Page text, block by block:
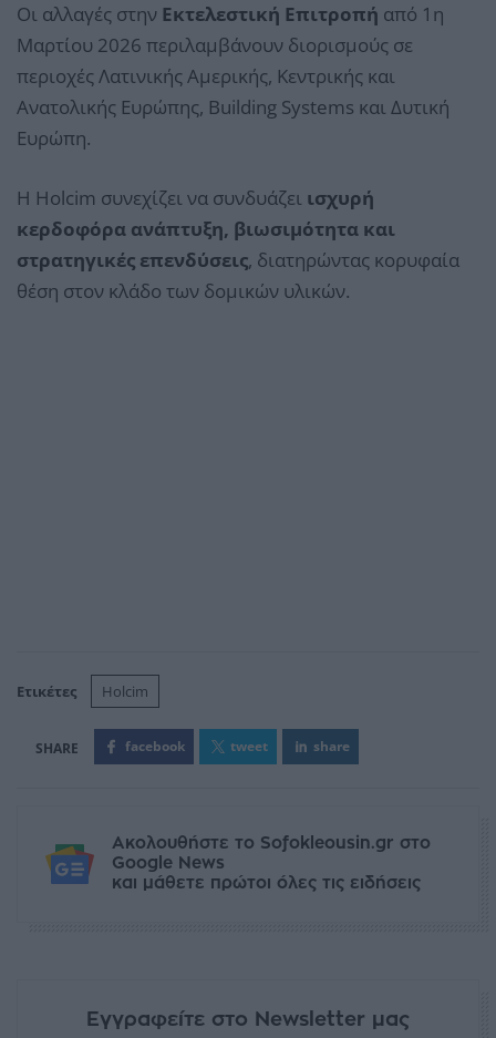
Οι αλλαγές στην Εκτελεστική Επιτροπή από 1η
Μαρτίου 2026 περιλαμβάνουν διορισμούς σε
περιοχές Λατινικής Αμερικής, Κεντρικής και
Ανατολικής Ευρώπης, Building Systems και Δυτική
Ευρώπη.
Η Holcim συνεχίζει να συνδυάζει ισχυρή
κερδοφόρα ανάπτυξη, βιωσιμότητα και
στρατηγικές επενδύσεις, διατηρώντας κορυφαία
θέση στον κλάδο των δομικών υλικών.
Ετικέτες Holcim
facebook tweet share
Ακολουθήστε το Sofokleousin.gr στο
Google News
και μάθετε πρώτοι όλες τις ειδήσεις
Εγγραφείτε στο Newsletter μας